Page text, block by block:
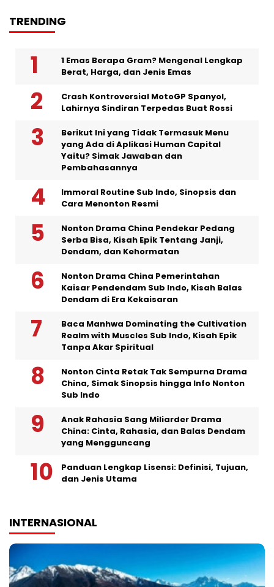
TRENDING
1 Emas Berapa Gram? Mengenal Lengkap
Berat, Harga, dan Jenis Emas
Crash Kontroversial MotoGP Spanyol,
Lahirnya Sindiran Terpedas Buat Rossi
Berikut Ini yang Tidak Termasuk Menu
yang Ada di Aplikasi Human Capital
Yaitu? Simak Jawaban dan
Pembahasannya
Immoral Routine Sub Indo, Sinopsis dan
Cara Menonton Resmi
Nonton Drama China Pendekar Pedang
Serba Bisa, Kisah Epik Tentang Janji,
Dendam, dan Kehormatan
Nonton Drama China Pemerintahan
Kaisar Pendendam Sub Indo, Kisah Balas
Dendam di Era Kekaisaran
Baca Manhwa Dominating the Cultivation
Realm with Muscles Sub Indo, Kisah Epik
Tanpa Akar Spiritual
Nonton Cinta Retak Tak Sempurna Drama
China, Simak Sinopsis hingga Info Nonton
Sub Indo
Anak Rahasia Sang Miliarder Drama
China: Cinta, Rahasia, dan Balas Dendam
yang Mengguncang
Panduan Lengkap Lisensi: Definisi, Tujuan,
dan Jenis Utama
INTERNASIONAL